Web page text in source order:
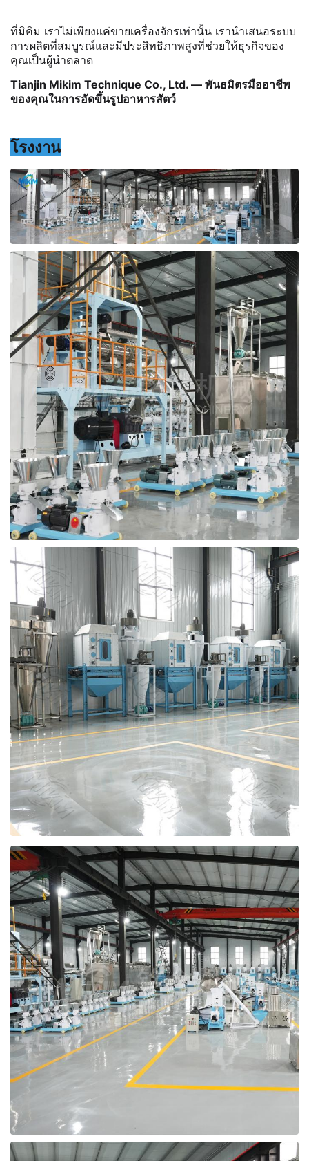
ที่มิคิม เราไม่เพียงแค่ขายเครื่องจักรเท่านั้น เรานำเสนอระบบ
การผลิตที่สมบูรณ์และมีประสิทธิภาพสูงที่ช่วยให้ธุรกิจของ
คุณเป็นผู้นำตลาด
Tianjin Mikim Technique Co., Ltd. — พันธมิตรมืออาชีพ
ของคุณในการอัดขึ้นรูปอาหารสัตว์
โรงงาน